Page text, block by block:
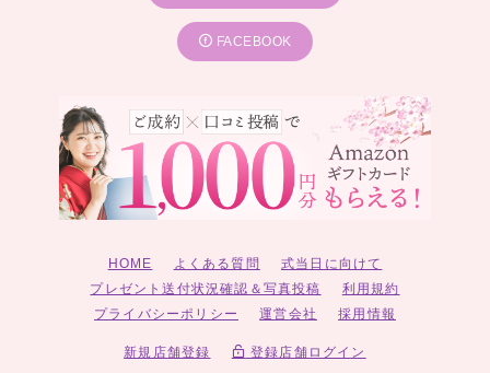
FACEBOOK
HOME よくある質問
式当日に向けて
プレゼント送付状況確認＆写真投稿
利用規約
プライバシーポリシー
運営会社 採用情報
新規店舗登録 登録店舗ログイン